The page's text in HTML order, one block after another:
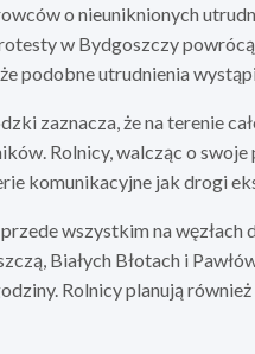
o nieuniknionych
w Bydgoszczy
podobne utrudnienia
zaznacza, że na terenie
Rolnicy, walcząc o
komunikacyjne jak drogi
wszystkim na węzłach
Białych Błotach i
Rolnicy planują